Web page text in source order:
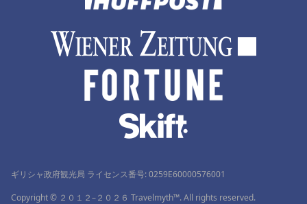
ギリシャ政府観光局 ライセンス番号: 0259Ε60000576001
Copyright © ２０１２–２０２６ Travelmyth™. All rights reserved.